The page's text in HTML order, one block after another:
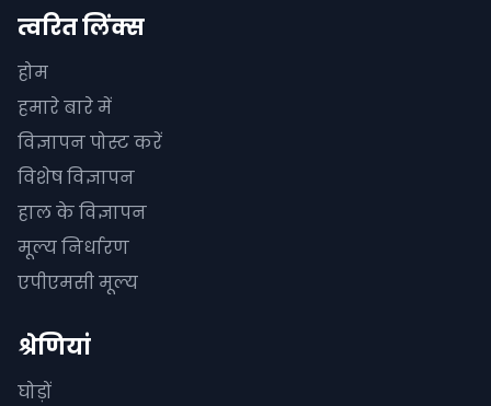
त्वरित लिंक्स
होम
हमारे बारे में
विज्ञापन पोस्ट करें
विशेष विज्ञापन
हाल के विज्ञापन
मूल्य निर्धारण
एपीएमसी मूल्य
श्रेणियां
घोड़ों